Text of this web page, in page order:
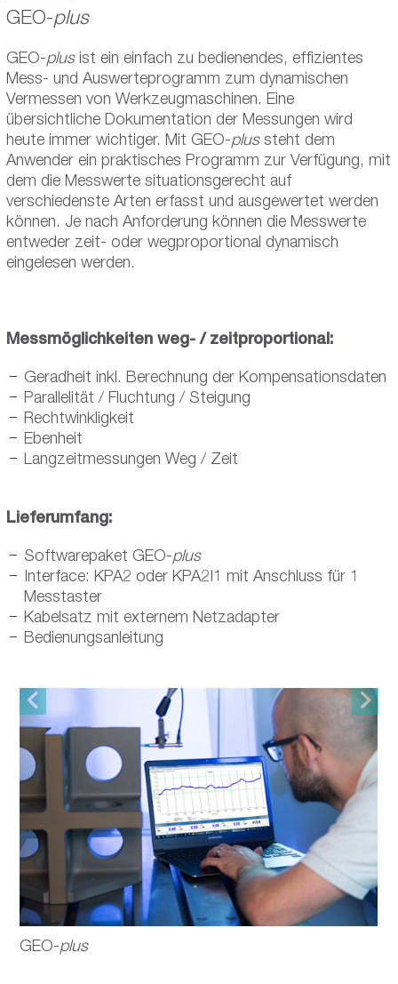
GEO-plus
GEO-plusist ein einfach zu bedienendes, effizientes
Mess- und Auswerteprogramm zum dynamischen
Vermessen von Werkzeugmaschinen. Eine
übersichtliche Dokumentation der Messungen wird
heute immer wichtiger. Mit GEO-plussteht dem
Anwender ein praktisches Programm zur Verfügung, mit
dem die Messwerte situationsgerecht auf
verschiedenste Arten erfasst und ausgewertet werden
können. Je nach Anforderung können die Messwerte
entweder zeit- oder wegproportional dynamisch
eingelesen werden.
Messmöglichkeiten weg- / zeitproportional:
Geradheit inkl. Berechnung der Kompensationsdaten
Parallelität / Fluchtung / Steigung
Rechtwinkligkeit
Ebenheit
Langzeitmessungen Weg / Zeit
Lieferumfang:
Softwarepaket GEO-plus
Interface: KPA2 oder KPA2I1 mit Anschluss für 1
Messtaster
Kabelsatz mit externem Netzadapter
Bedienungsanleitung
GEO-plus